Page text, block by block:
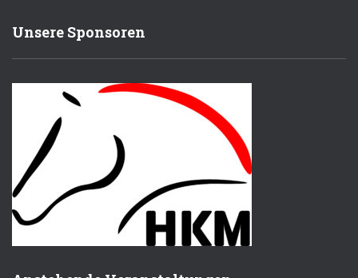
Unsere Sponsoren